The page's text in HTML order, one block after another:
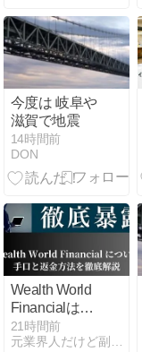
1040万円台、
下落すれば
1000万円台ま
での値動きと
なるだろう
今度は 岐阜や
滋賀で地震
14時間前
DON
Wealth World
Financialは詐
欺？出金でき
ないと評判の
21時間前
元業界人だけど副業商材のこと全部暴露します｜